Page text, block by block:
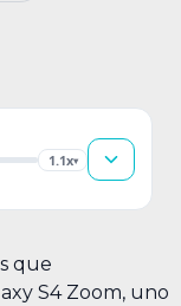
1.1x▾
que
S4 Zoom, uno